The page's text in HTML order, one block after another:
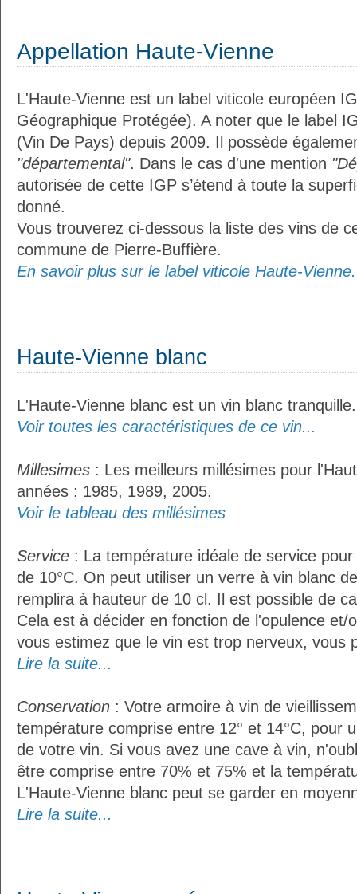
Appellation Haute-Vienne
L'Haute-Vienne est un label viticole européen
Géographique Protégée). A noter que le label
(Vin De Pays) depuis 2009. Il possède
"départemental". Dans le cas d'une mention
autorisée de cette IGP s’étend à toute la
donné.
Vous trouverez ci-dessous la liste des vins de
commune de Pierre-Buffière.
En savoir plus sur le label viticole Haute-
Haute-Vienne blanc
L'Haute-Vienne blanc est un vin blanc tranquille.
Voir toutes les caractéristiques de ce vin...
Millesimes : Les meilleurs millésimes pour
années : 1985, 1989, 2005.
Voir le tableau des millésimes
Service : La température idéale de service
de 10°C. On peut utiliser un verre à vin blanc
remplira à hauteur de 10 cl. Il est possible de
Cela est à décider en fonction de l'opulence et/
vous estimez que le vin est trop nerveux, vous
Lire la suite...
Conservation : Votre armoire à vin de
température comprise entre 12° et 14°C, pour
de votre vin. Si vous avez une cave à vin,
être comprise entre 70% et 75% et la
L'Haute-Vienne blanc peut se garder en
Lire la suite...